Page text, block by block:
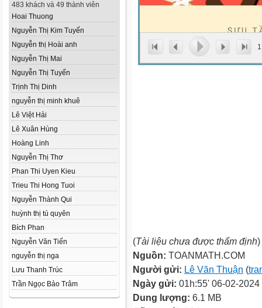
483 khách và 49 thành viên
Hoai Thuong
Nguyễn Thị Kim Tuyến
Nguyễn thị Hoài anh
Nguyễn Thị Mai
Nguyễn Thị Tuyến
Trịnh Thị Dinh
nguyễn thị minh khuê
Lê Việt Hải
Lê Xuân Hùng
Hoàng Linh
Nguyễn Thị Thơ
Phan Thi Uyen Kieu
Trieu Thi Hong Tuoi
Nguyễn Thành Qui
huỳnh thị tú quyên
Bích Phan
Nguyễn Văn Tiến
nguyễn thị nga
Lưu Thanh Trúc
Trần Ngọc Bảo Trâm
1
(Tài liệu chưa được thẩm định)
Nguồn: TOANMATH.COM
Người gửi: Lê Văn Thuận (
Ngày gửi: 01h:55' 06-02-2024
Dung lượng: 6.1 MB